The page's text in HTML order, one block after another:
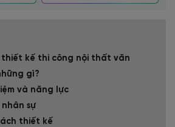
thiết kế thi công nội thất văn
gì?
và năng lực
sự
thiết kế